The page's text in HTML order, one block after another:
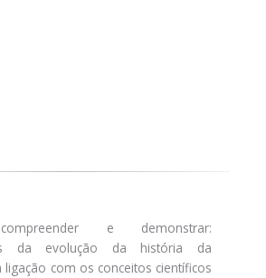
e demonstrar:
da evolução da história da
ligação com os conceitos científicos